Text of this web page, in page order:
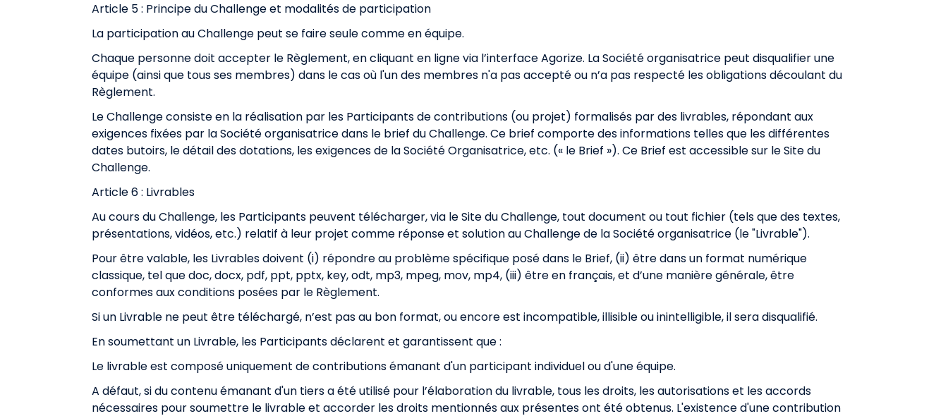
Article 5 : Principe du Challenge et modalités de participation
La participation au Challenge peut se faire seule comme en équipe.
Chaque personne doit accepter le Règlement, en cliquant en ligne via l’interface Agorize. La Société organisatrice peut disqualifier une
équipe (ainsi que tous ses membres) dans le cas où l'un des membres n'a pas accepté ou n’a pas respecté les obligations découlant du
Règlement.
Le Challenge consiste en la réalisation par les Participants de contributions (ou projet) formalisés par des livrables, répondant aux
exigences fixées par la Société organisatrice dans le brief du Challenge. Ce brief comporte des informations telles que les différentes
dates butoirs, le détail des dotations, les exigences de la Société Organisatrice, etc. (« le Brief »). Ce Brief est accessible sur le Site du
Challenge.
Article 6 : Livrables
Au cours du Challenge, les Participants peuvent télécharger, via le Site du Challenge, tout document ou tout fichier (tels que des textes,
présentations, vidéos, etc.) relatif à leur projet comme réponse et solution au Challenge de la Société organisatrice (le "Livrable").
Pour être valable, les Livrables doivent (i) répondre au problème spécifique posé dans le Brief, (ii) être dans un format numérique
classique, tel que doc, docx, pdf, ppt, pptx, key, odt, mp3, mpeg, mov, mp4, (iii) être en français, et d’une manière générale, être
conformes aux conditions posées par le Règlement.
Si un Livrable ne peut être téléchargé, n’est pas au bon format, ou encore est incompatible, illisible ou inintelligible, il sera disqualifié.
En soumettant un Livrable, les Participants déclarent et garantissent que :
Le livrable est composé uniquement de contributions émanant d'un participant individuel ou d'une équipe.
A défaut, si du contenu émanant d'un tiers a été utilisé pour l’élaboration du livrable, tous les droits, les autorisations et les accords
nécessaires pour soumettre le livrable et accorder les droits mentionnés aux présentes ont été obtenus. L'existence d'une contribution